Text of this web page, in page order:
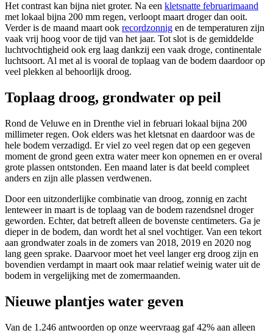
Het contrast kan bijna niet groter. Na een kletsnatte februarimaand
met lokaal bijna 200 mm regen, verloopt maart droger dan ooit.
Verder is de maand maart ook recordzonnig en de temperaturen zijn
vaak vrij hoog voor de tijd van het jaar. Tot slot is de gemiddelde
luchtvochtigheid ook erg laag dankzij een vaak droge, continentale
luchtsoort. Al met al is vooral de toplaag van de bodem daardoor op
veel plekken al behoorlijk droog.
Toplaag droog, grondwater op peil
Rond de Veluwe en in Drenthe viel in februari lokaal bijna 200
millimeter regen. Ook elders was het kletsnat en daardoor was de
hele bodem verzadigd. Er viel zo veel regen dat op een gegeven
moment de grond geen extra water meer kon opnemen en er overal
grote plassen ontstonden. Een maand later is dat beeld compleet
anders en zijn alle plassen verdwenen.
Door een uitzonderlijke combinatie van droog, zonnig en zacht
lenteweer in maart is de toplaag van de bodem razendsnel droger
geworden. Echter, dat betreft alleen de bovenste centimeters. Ga je
dieper in de bodem, dan wordt het al snel vochtiger. Van een tekort
aan grondwater zoals in de zomers van 2018, 2019 en 2020 nog
lang geen sprake. Daarvoor moet het veel langer erg droog zijn en
bovendien verdampt in maart ook maar relatief weinig water uit de
bodem in vergelijking met de zomermaanden.
Nieuwe plantjes water geven
Van de 1.246 antwoorden op onze weervraag gaf 42% aan alleen